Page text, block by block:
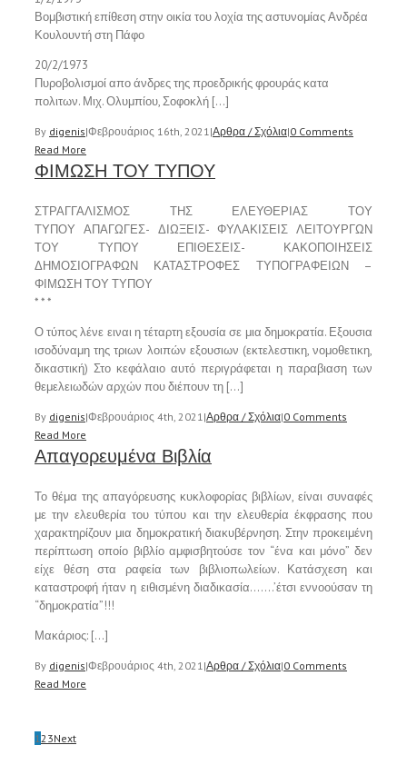
Βομβιστική επίθεση στην οικία του λοχία της αστυνομίας Ανδρέα
Κουλουντή στη Πάφο
20/2/1973
Πυροβολισμοί απο άνδρες της προεδρικής φρουράς κατα
πολιτων. Μιχ. Ολυμπίου, Σοφοκλή […]
By digenis|Φεβρουάριος 16th, 2021 |Αρθρα / Σχόλια|0 Comments
Read More
ΦΙΜΩΣΗ ΤΟΥ ΤΥΠΟΥ
ΣΤΡΑΓΓΑΛΙΣΜΟΣ ΤΗΣ ΕΛΕΥΘΕΡΙΑΣ ΤΟΥ
ΤΥΠΟΥ ΑΠΑΓΩΓΕΣ- ΔΙΩΞΕΙΣ- ΦΥΛΑΚΙΣΕΙΣ ΛΕΙΤΟΥΡΓΩΝ
ΤΟΥ ΤΥΠΟΥ ΕΠΙΘΕΣΕΙΣ- ΚΑΚΟΠΟΙΗΣΕΙΣ
ΔΗΜΟΣΙΟΓΡΑΦΩΝ ΚΑΤΑΣΤΡΟΦΕΣ ΤΥΠΟΓΡΑΦΕΙΩΝ –
ΦΙΜΩΣΗ ΤΟΥ ΤΥΠΟΥ
* * *
Ο τύπος λένε ειναι η τέταρτη εξουσία σε μια δημοκρατία. Εξουσια
ισοδύναμη της τριων λοιπών εξουσιων (εκτελεστικη, νομοθετικη,
δικαστική) Στο κεφάλαιο αυτό περιγράφεται η παραβιαση των
θεμελειωδών αρχών που διέπουν τη […]
By digenis|Φεβρουάριος 4th, 2021 |Αρθρα / Σχόλια|0 Comments
Read More
Απαγορευμένα Βιβλία
Το θέμα της απαγόρευσης κυκλοφορίας βιβλίων, είναι συναφές
με την ελευθερία του τύπου και την ελευθερία έκφρασης που
χαρακτηρίζουν μια δημοκρατική διακυβέρνηση. Στην προκειμένη
περίπτωση οποίο βιβλίο αμφισβητούσε τον “ένα και μόνο” δεν
είχε θέση στα ραφεία των βιβλιοπωλείων. Κατάσχεση και
καταστροφή ήταν η ειθισμένη διαδικασία…….’έτσι εννοούσαν τη
“δημοκρατία”!!!
Μακάριος: […]
By digenis|Φεβρουάριος 4th, 2021|Αρθρα / Σχόλια|0 Comments
Read More
123Next